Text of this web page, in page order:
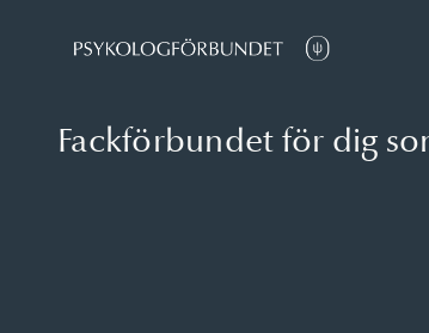
Fackförbundet för dig